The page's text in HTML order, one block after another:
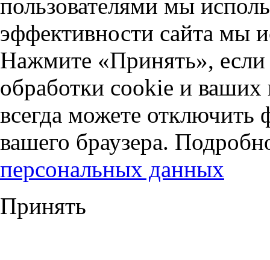
пользователями мы
эффективности сайта мы
Нажмите «Принять», если
обработки cookie и
всегда можете отключить
вашего браузера.
персональных данных
Принять